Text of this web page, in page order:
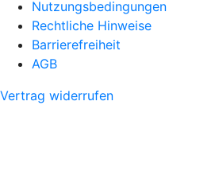
Nutzungsbedingungen
Rechtliche Hinweise
Barrierefreiheit
AGB
Vertrag widerrufen